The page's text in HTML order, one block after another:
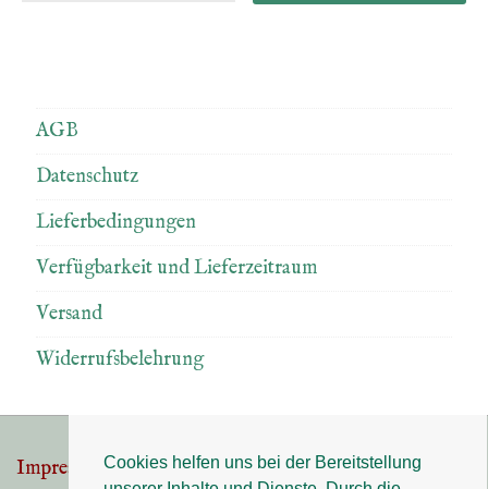
Cookies helfen uns bei der Bereitstellung
AGB
Datenschutz
Lieferbedingungen
Verfügbarkeit und Lieferzeitraum
Versand
Widerrufsbelehrung
Footer-
Impressum Datenschutz